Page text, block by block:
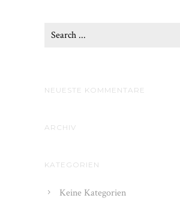
NEUESTE KOMMENTARE
ARCHIV
KATEGORIEN
Keine Kategorien